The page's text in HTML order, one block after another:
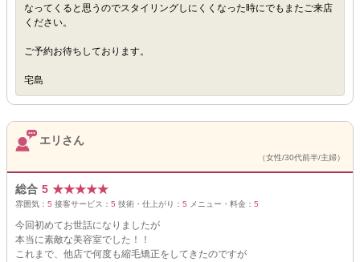
なってくると思うのでスタイリングしにくくなった時にでもまたご来店
ください。
ご予約お待ちしております。
宅島
エリさん
（女性/30代前半/主婦）
総合 5 ★★★★★
雰囲気： 5 接客サービス： 5 技術・仕上がり： 5 メニュー・料金： 5
今回初めてお世話になりましたが
本当に素敵な美容室でした！！
これまで、他店で何度も縮毛矯正をしてきたのですが